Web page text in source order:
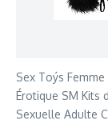
Sex Toýs
Érotique SM Kits
Sexuelle Adulte